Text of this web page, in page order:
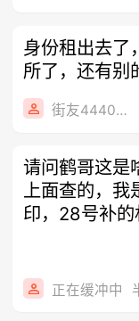
身份租出去了
所了，还有别
忙、谢
街友44406446
请问鹤哥这是
上面查的，
印，28号补
正在缓冲中